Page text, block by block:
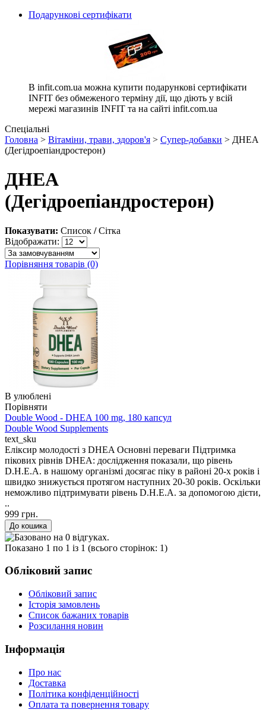
Подарункові сертифікати
В infit.com.ua можна купити подарункові сертифікати
INFIT без обмеженого терміну дії, що діють у всій
мережі магазинів INFIT та на сайті infit.com.ua
Спеціальні
Головна > Вітаміни, трави, здоров'я > Супер-добавки > ДНЕА
(Дегідроепіандростерон)
ДНЕА
(Дегідроепіандростерон)
Показувати: Список / Сітка
Відображати:
Порівняння товарів (0)
В улюблені
Порівняти
Double Wood - DHEA 100 mg, 180 капсул
Double Wood Supplements
text_sku
Еліксир молодості з DHEA Основні переваги Підтримка
пікових рівнів DHEA: дослідження показали, що рівень
D.H.E.A. в нашому організмі досягає піку в районі 20-х років і
швидко знижується протягом наступних 20-30 років. Оскільки
неможливо підтримувати рівень D.H.E.A. за допомогою дієти,
..
999 грн.
Показано 1 по 1 із 1 (всього сторінок: 1)
Обліковий запис
Обліковий запис
Історія замовлень
Список бажаних товарів
Розсилання новин
Інформація
Про нас
Доставка
Політика конфіденційності
Оплата та повернення товару